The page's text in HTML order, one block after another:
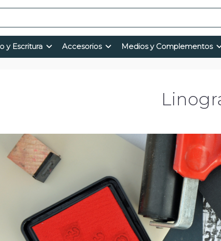
y Escritura Accesorios Medios y Complementos